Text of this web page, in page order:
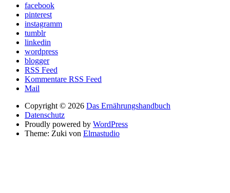
facebook
pinterest
instagramm
tumblr
linkedin
wordpress
blogger
RSS Feed
Kommentare RSS Feed
Mail
Copyright © 2026 Das Ernährungshandbuch
Datenschutz
Proudly powered by WordPress
Theme: Zuki von Elmastudio